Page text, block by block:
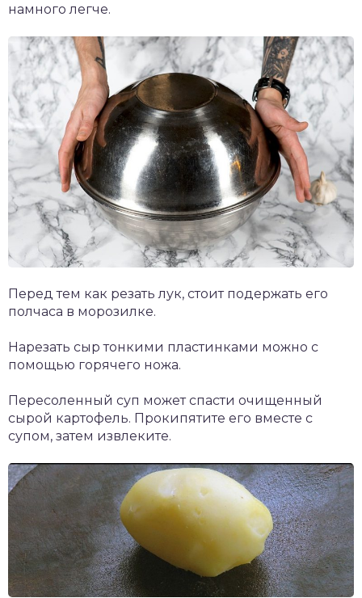
намного легче.
Перед тем как резать лук, стоит подержать его
полчаса в морозилке.
Нарезать сыр тонкими пластинками можно с
помощью горячего ножа.
Пересоленный суп может спасти очищенный
сырой картофель. Прокипятите его вместе с
супом, затем извлеките.